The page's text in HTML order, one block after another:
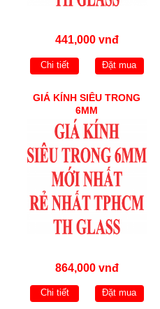
441,000 vnđ
Chi tiết Đặt mua
GIÁ KÍNH SIÊU TRONG
6MM
864,000 vnđ
Chi tiết Đặt mua